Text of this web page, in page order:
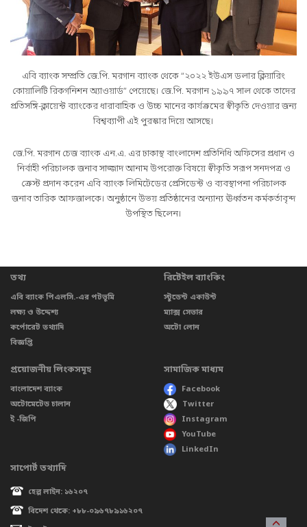
এবি ব্যাংক সম্প্রতি জে.পি. মরগান ব্যাংক থেকে “২০২২ ইউএস ডলার ক্লিয়ারিং
কোয়ালিটি রিকগনিশন অ্যাওয়ার্ড” পেয়েছে। জে.পি. মরগান ১৯৯৭ সাল থেকে তাদের
প্রতিসঙ্গি-ক্লায়েন্ট ব্যাংকের ধারাবাহিক ও উচ্চ মানের কার্যক্রমের স্বীকৃতি দেওয়ার জন্য
বিশ্বব্যাপী এই পুরস্কার দিয়ে আসছে।
জে.পি. মরগান চেজ ব্যাংক এন.এ. এর ঢাকাস্থ বাংলাদেশ প্রতিনিধি অফিসের প্রধান ও
নির্বাহী পরিচালক জনাব সাজ্জাদ আনাম উপরোক্ত বিষয়ে স্বীকৃতি সরূপ সনদপত্র ও
ক্রেস্ট প্রদান করেন এবি ব্যাংক লিমিটেডের প্রেসিডেন্ট ও ব্যবস্থাপনা পরিচালক
জনাব তারিক আফজালকে। অনুষ্ঠানে উভয় প্রতিষ্ঠানের অন্যান্য ঊর্ধ্বতন কর্মকর্তাবৃন্দ
উপস্থিত ছিলেন।
তথ্য
এবি ব্যাংক পিএলসি.-এর পটভূমি
লক্ষ্য ও উদ্দেশ্য
কর্পোরেট তথ্যাদি
বিজ্ঞপ্তি
রিটেইল ব্যাংকিং
স্টুডেন্ট একাউন্ট
ম্যাক্স সেভার
অটো লোন
প্রয়োজনীয় লিংকসমূহ
বাংলাদেশ ব্যাংক
অটোমেটেড চালান
ই -জিপি
সামাজিক মাধ্যম
Facebook
Twitter
Instagram
YouTube
LinkedIn
সাপোর্ট তথ্যাদি
হেল্প লাইন: ১৬২০৭
বিদেশ থেকে: +৮৮-০৯৬৭৮৯১৬২০৭